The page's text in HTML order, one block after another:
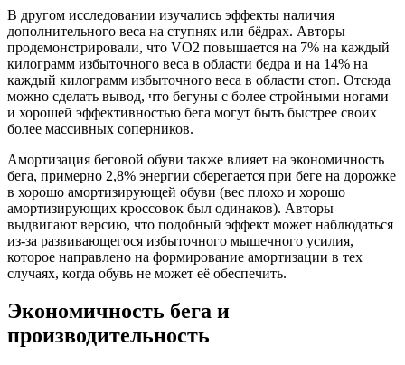
В другом исследовании изучались эффекты наличия
дополнительного веса на ступнях или бёдрах. Авторы
продемонстрировали, что VO2 повышается на 7% на каждый
килограмм избыточного веса в области бедра и на 14% на
каждый килограмм избыточного веса в области стоп. Отсюда
можно сделать вывод, что бегуны с более стройными ногами
и хорошей эффективностью бега могут быть быстрее своих
более массивных соперников.
Амортизация беговой обуви также влияет на экономичность
бега, примерно 2,8% энергии сберегается при беге на дорожке
в хорошо амортизирующей обуви (вес плохо и хорошо
амортизирующих кроссовок был одинаков). Авторы
выдвигают версию, что подобный эффект может наблюдаться
из-за развивающегося избыточного мышечного усилия,
которое направлено на формирование амортизации в тех
случаях, когда обувь не может её обеспечить.
Экономичность бега и
производительность